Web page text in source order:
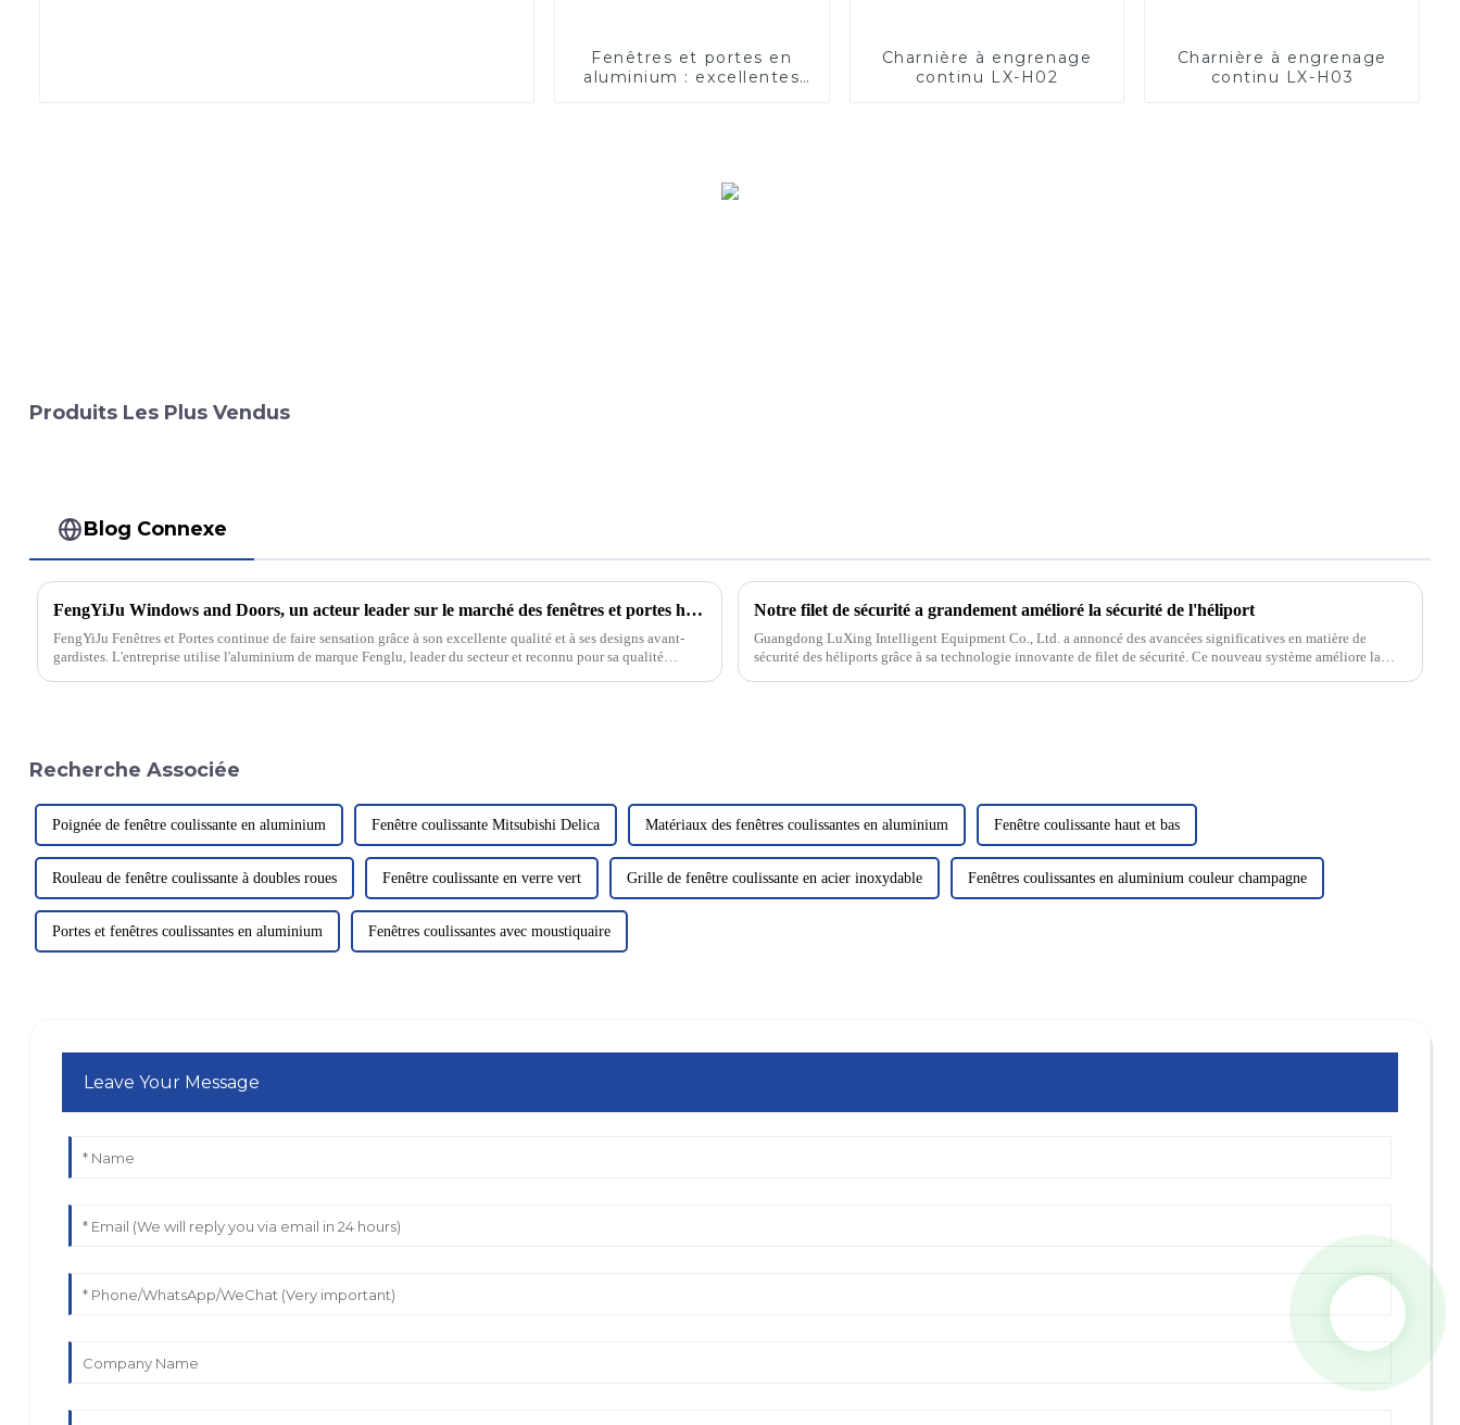
Fenêtres et portes en
aluminium : excellentes
Charnière à engrenage
continu LX-H02
Charnière à engrenage
continu LX-H03
Produits Les Plus Vendus
Blog Connexe
FengYiJu Windows and Doors, un acteur leader sur le marché des fenêtres et portes haut de gamme !
FengYiJu Fenêtres et Portes continue de faire sensation grâce à son excellente qualité et à ses designs avant-
gardistes. L'entreprise utilise l'aluminium de marque Fenglu, leader du secteur et reconnu pour sa qualité
Notre filet de sécurité a grandement amélioré la sécurité de l'héliport
Guangdong LuXing Intelligent Equipment Co., Ltd. a annoncé des avancées significatives en matière de
sécurité des héliports grâce à sa technologie innovante de filet de sécurité. Ce nouveau système améliore la
Recherche Associée
Poignée de fenêtre coulissante en aluminium Fenêtre coulissante Mitsubishi Delica Matériaux des fenêtres coulissantes en aluminium Fenêtre coulissante haut et bas
Rouleau de fenêtre coulissante à doubles roues Fenêtre coulissante en verre vert Grille de fenêtre coulissante en acier inoxydable Fenêtres coulissantes en aluminium couleur champagne
Portes et fenêtres coulissantes en aluminium Fenêtres coulissantes avec moustiquaire
Leave Your Message